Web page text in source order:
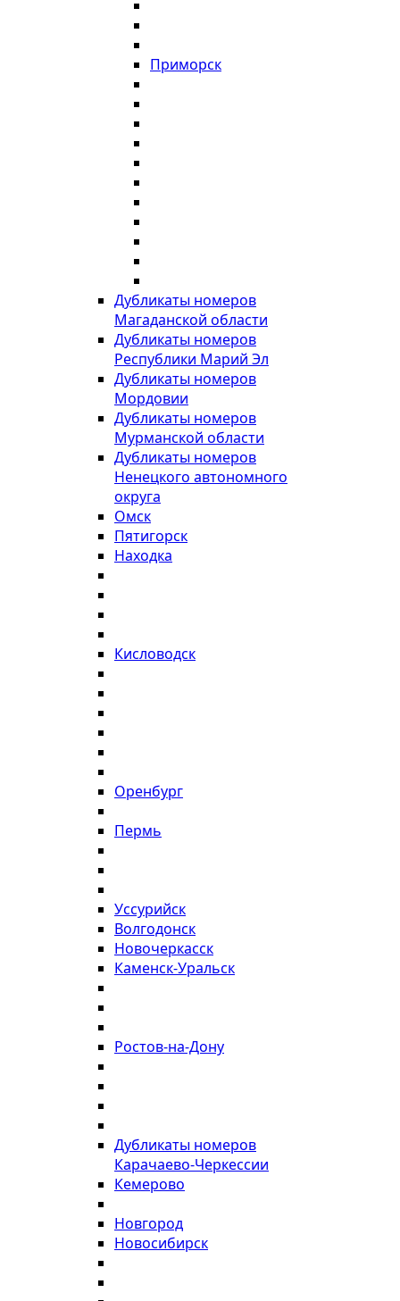
Приморск
Дубликаты номеров
Магаданской области
Дубликаты номеров
Республики Марий Эл
Дубликаты номеров
Мордовии
Дубликаты номеров
Мурманской области
Дубликаты номеров
Ненецкого автономного
округа
Омск
Пятигорск
Находка
Кисловодск
Оренбург
Пермь
Уссурийск
Волгодонск
Новочеркасск
Каменск-Уральск
Ростов-на-Дону
Дубликаты номеров
Карачаево-Черкессии
Кемерово
Новгород
Новосибирск